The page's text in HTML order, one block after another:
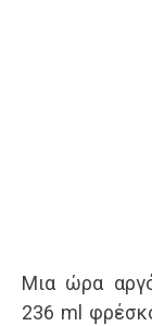
Μια ώρα
236 ml